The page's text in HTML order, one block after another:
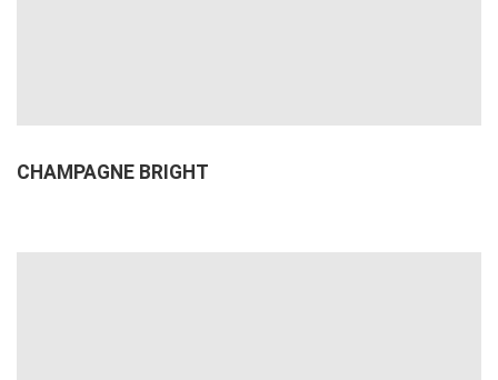
CHAMPAGNE BRIGHT